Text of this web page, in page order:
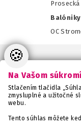
Prosecká
OC
🍪
Na Vašom
Stlačením tlačidla
zmysluplné a užitočné
webu.
Tento súhlas môžete